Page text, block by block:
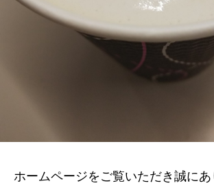
ホームページをご覧いただき誠に